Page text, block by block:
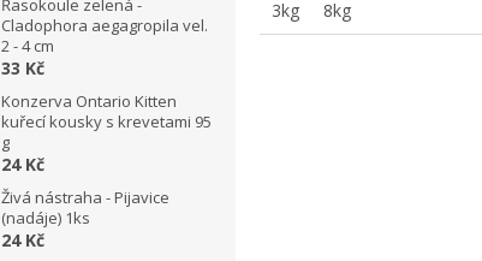
Řasokoule zelená -
Cladophora aegagropila vel.
2 - 4 cm
33 Kč
Konzerva Ontario Kitten
kuřecí kousky s krevetami 95
g
24 Kč
Živá nástraha - Pijavice
(nadáje) 1ks
24 Kč
3kg 8kg